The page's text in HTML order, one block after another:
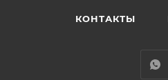
КОНТАКТЫ